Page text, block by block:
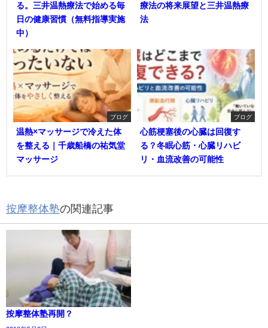
る。三井温熱療法で始める毎
日の健康習慣（無料指導実施
中）
療法の将来展望と三井温熱療
法
ブログ
温熱×マッサージで冷えた体
を整える｜千歳船橋の祐気堂
マッサージ
ブログ
心筋梗塞後の心臓は回復す
る？冬眠心筋・心臓リハビ
リ・血流改善の可能性
按摩整体塾の関連記事
按摩整体塾再開？